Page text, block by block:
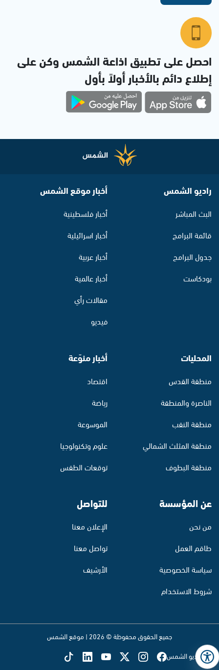
احصل على تطبيق اذاعة الشمس وكن على
إطلاع دائم بالأخبار أولاً بأول
راديو الشمس
البث المباشر
قائمة البرامج
جدول البرامج
بودكاست
أخبار موقع الشمس
أخبار فلسطينية
أخبار اسرائيلية
أخبار عربية
أخبار عالمية
مقالات رأي
فيديو
المحليات
منطقة القدس
الناصرة والمنطقة
منطقة النقب
منطقة المثلث الشمالي
منطقة البطوف
أخبار منوّعة
اقتصاد
رياضة
الموسوعة
علوم وتكنولوجيا
توقعات الطقس
عن المؤسسة
من نحن
طاقم العمل
سياسة الخصوصية
شروط الاستخدام
للتواصل
الإعلان معنا
تواصل معنا
الأرشيف
جميع الحقوق محفوظة © 2026 | موقع الشمس
تابع راديو الشمس